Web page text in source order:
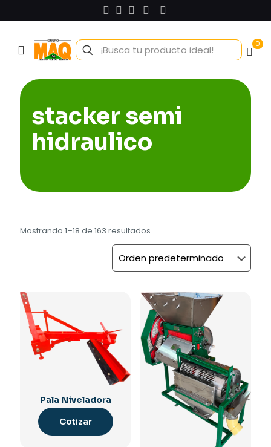
0
stacker semi
hidraulico
Mostrando 1–18 de 163 resultados
Pala Niveladora
Cotizar